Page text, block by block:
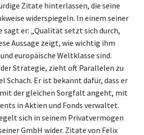
Zitate hinterlassen, die seine
widerspiegeln. In einem seiner
er: „Qualität setzt sich durch,
Aussage zeigt, wie wichtig ihm
europäische Weltklasse sind.
Strategie, zieht oft Parallelen zu
Schach. Er ist bekannt dafür, dass er
der gleichen Sorgfalt angeht, mit
in Aktien und Fonds verwaltet.
sich in seinem Privatvermögen
GmbH wider. Zitate von Felix